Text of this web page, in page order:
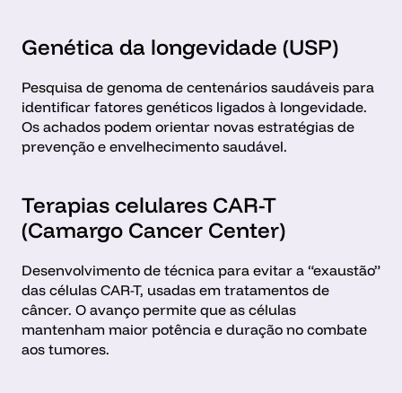
Genética da longevidade (USP)
Pesquisa de genoma de centenários saudáveis para
identificar fatores genéticos ligados à longevidade.
Os achados podem orientar novas estratégias de
prevenção e envelhecimento saudável.
Terapias celulares CAR-T
(Camargo Cancer Center)
Desenvolvimento de técnica para evitar a “exaustão”
das células CAR-T, usadas em tratamentos de
câncer. O avanço permite que as células
mantenham maior potência e duração no combate
aos tumores.